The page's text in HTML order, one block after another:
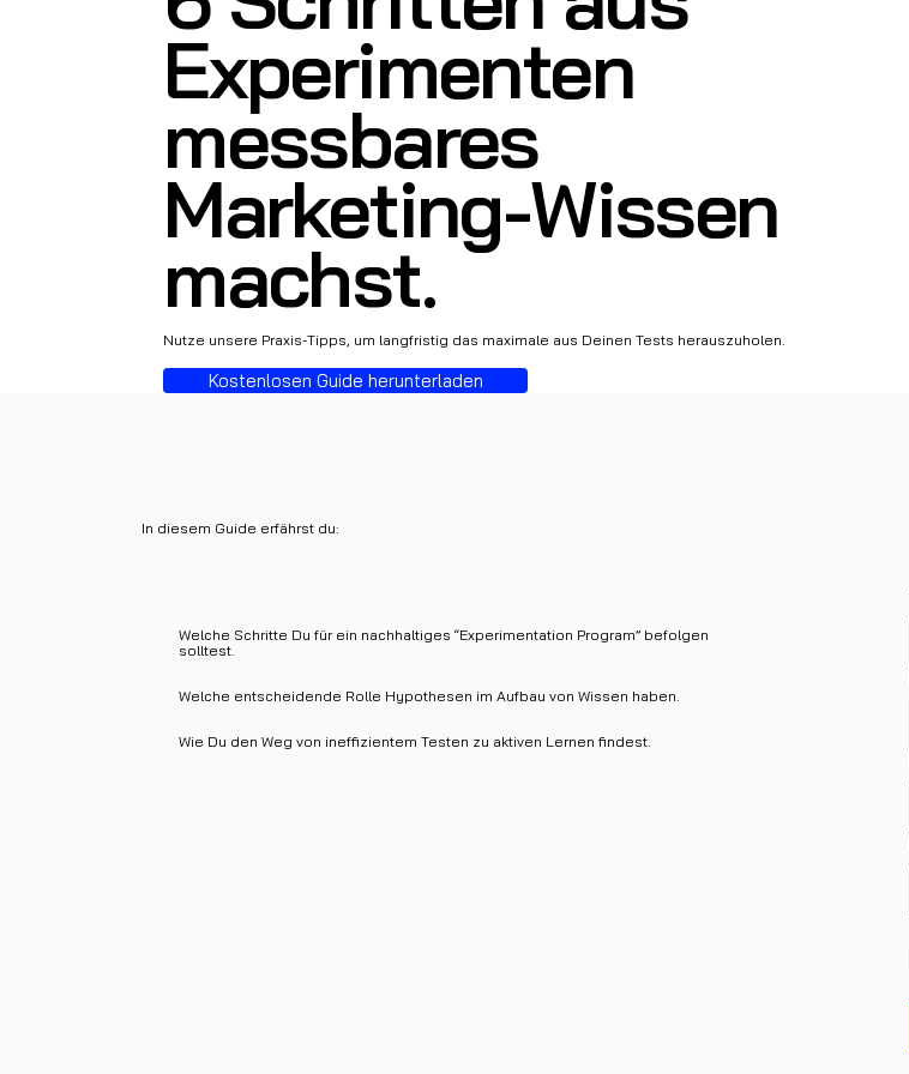
Experimenten
messbares
Marketing-Wissen
machst.
Nutze unsere Praxis-Tipps, um langfristig das maximale aus Deinen Tests herauszuholen.
Kostenlosen Guide herunterladen
In diesem Guide erfährst du:
Welche Schritte Du für ein nachhaltiges “Experimentation Program” befolgen
solltest.
Welche entscheidende Rolle Hypothesen im Aufbau von Wissen haben.
Wie Du den Weg von ineffizientem Testen zu aktiven Lernen findest.